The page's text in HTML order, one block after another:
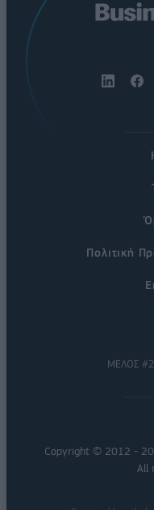
Πολιτική
ΜΕΛΟΣ
Copyright © 2012 -
All